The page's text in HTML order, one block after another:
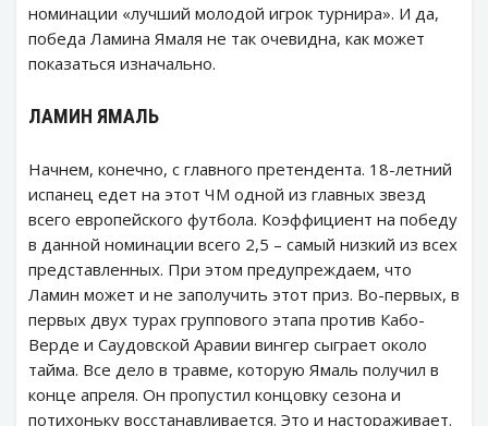
номинации «лучший молодой игрок турнира». И да,
победа Ламина Ямаля не так очевидна, как может
показаться изначально.
ЛАМИН ЯМАЛЬ
Начнем, конечно, с главного претендента. 18-летний
испанец едет на этот ЧМ одной из главных звезд
всего европейского футбола. Коэффициент на победу
в данной номинации всего 2,5 – самый низкий из всех
представленных. При этом предупреждаем, что
Ламин может и не заполучить этот приз. Во-первых, в
первых двух турах группового этапа против Кабо-
Верде и Саудовской Аравии вингер сыграет около
тайма. Все дело в травме, которую Ямаль получил в
конце апреля. Он пропустил концовку сезона и
потихоньку восстанавливается. Это и настораживает.